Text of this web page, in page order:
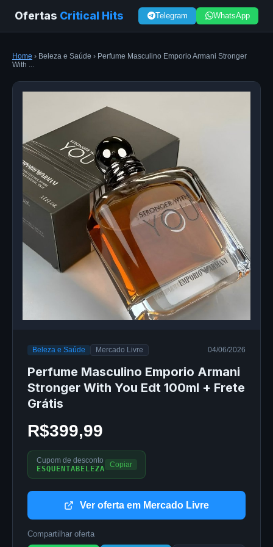
Ofertas Critical Hits Telegram WhatsApp
Home › Beleza e Saúde › Perfume Masculino Emporio Armani Stronger
With ...
Beleza e Saúde Mercado Livre 04/06/2026
Perfume Masculino Emporio Armani
Stronger With You Edt 100ml + Frete
Grátis
R$399,99
Cupom de desconto
ESQUENTABELEZA
Copiar
Ver oferta em Mercado Livre
Compartilhar oferta